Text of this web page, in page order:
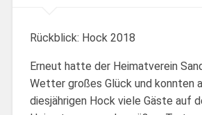
Rückblick: Hock 2018
Erneut hatte der Heimatverein
Wetter großes Glück und konnten
diesjährigen Hock viele Gäste auf